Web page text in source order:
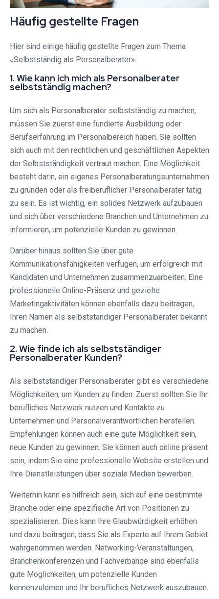
Häufig gestellte Fragen
Hier sind einige häufig gestellte Fragen zum Thema
«Selbstständig als Personalberater».
1. Wie kann ich mich als Personalberater
selbstständig machen?
Um sich als Personalberater selbstständig zu machen,
müssen Sie zuerst eine fundierte Ausbildung oder
Berufserfahrung im Personalbereich haben. Sie sollten
sich auch mit den rechtlichen und geschäftlichen Aspekten
der Selbstständigkeit vertraut machen. Eine Möglichkeit
besteht darin, ein eigenes Personalberatungsunternehmen
zu gründen oder als freiberuflicher Personalberater tätig
zu sein. Es ist wichtig, ein solides Netzwerk aufzubauen
und sich über verschiedene Branchen und Unternehmen zu
informieren, um potenzielle Kunden zu gewinnen.
Darüber hinaus sollten Sie über gute
Kommunikationsfähigkeiten verfügen, um erfolgreich mit
Kandidaten und Unternehmen zusammenzuarbeiten. Eine
professionelle Online-Präsenz und gezielte
Marketingaktivitäten können ebenfalls dazu beitragen,
Ihren Namen als selbstständiger Personalberater bekannt
zu machen.
2. Wie finde ich als selbstständiger
Personalberater Kunden?
Als selbstständiger Personalberater gibt es verschiedene
Möglichkeiten, um Kunden zu finden. Zuerst sollten Sie Ihr
berufliches Netzwerk nutzen und Kontakte zu
Unternehmen und Personalverantwortlichen herstellen.
Empfehlungen können auch eine gute Möglichkeit sein,
neue Kunden zu gewinnen. Sie können auch online präsent
sein, indem Sie eine professionelle Website erstellen und
Ihre Dienstleistungen über soziale Medien bewerben.
Weiterhin kann es hilfreich sein, sich auf eine bestimmte
Branche oder eine spezifische Art von Positionen zu
spezialisieren. Dies kann Ihre Glaubwürdigkeit erhöhen
und dazu beitragen, dass Sie als Experte auf Ihrem Gebiet
wahrgenommen werden. Networking-Veranstaltungen,
Branchenkonferenzen und Fachverbände sind ebenfalls
gute Möglichkeiten, um potenzielle Kunden
kennenzulernen und Ihr berufliches Netzwerk auszubauen.